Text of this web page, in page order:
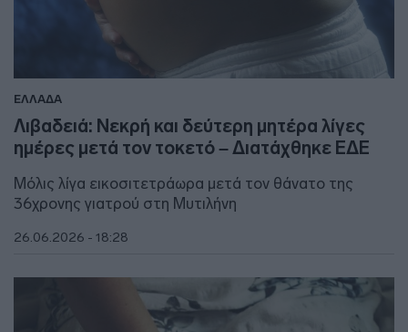
ΕΛΛΑΔΑ
Λιβαδειά: Νεκρή και δεύτερη μητέρα λίγες
ημέρες μετά τον τοκετό – Διατάχθηκε ΕΔΕ
Μόλις λίγα εικοσιτετράωρα μετά τον θάνατο της
36χρονης γιατρού στη Μυτιλήνη
26.06.2026 - 18:28